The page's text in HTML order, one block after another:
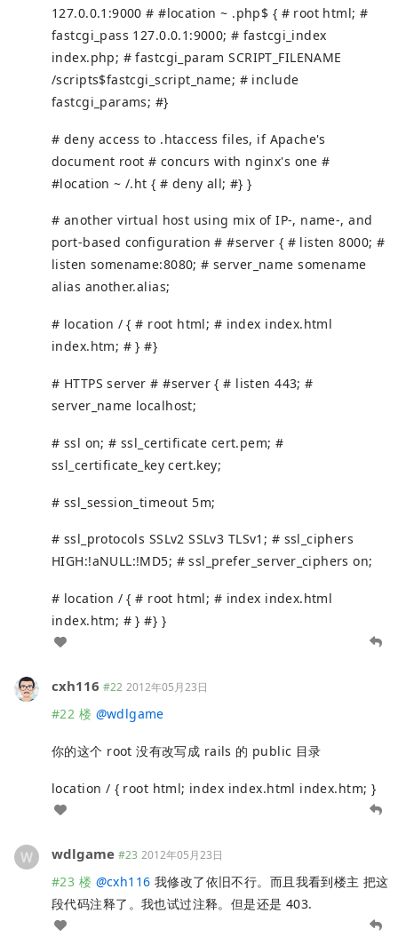
127.0.0.1:9000 # #location ~ .php$ { # root html; #
fastcgi_pass 127.0.0.1:9000; # fastcgi_index
index.php; # fastcgi_param SCRIPT_FILENAME
/scripts$fastcgi_script_name; # include
fastcgi_params; #}
# deny access to .htaccess files, if Apache's
document root # concurs with nginx's one #
#location ~ /.ht { # deny all; #} }
# another virtual host using mix of IP-, name-, and
port-based configuration # #server { # listen 8000; #
listen somename:8080; # server_name somename
alias another.alias;
# location / { # root html; # index index.html
index.htm; # } #}
# HTTPS server # #server { # listen 443; #
server_name localhost;
# ssl on; # ssl_certificate cert.pem; #
ssl_certificate_key cert.key;
# ssl_session_timeout 5m;
# ssl_protocols SSLv2 SSLv3 TLSv1; # ssl_ciphers
HIGH:!aNULL:!MD5; # ssl_prefer_server_ciphers on;
# location / { # root html; # index index.html
index.htm; # } #} }
cxh116 #22 2012年05月23日
#22 楼 @wdlgame
你的这个 root 没有改写成 rails 的 public 目录
location / { root html; index index.html index.htm; }
wdlgame #23 2012年05月23日
#23 楼 @cxh116 我修改了依旧不行。而且我看到楼主 把这
段代码注释了。我也试过注释。但是还是 403.